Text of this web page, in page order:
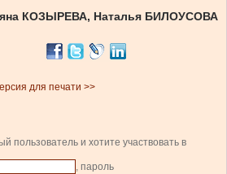
КОЗЫРЕВА, Наталья БИЛОУСОВА
для печати >>
пользователь и хотите участвовать в
, пароль